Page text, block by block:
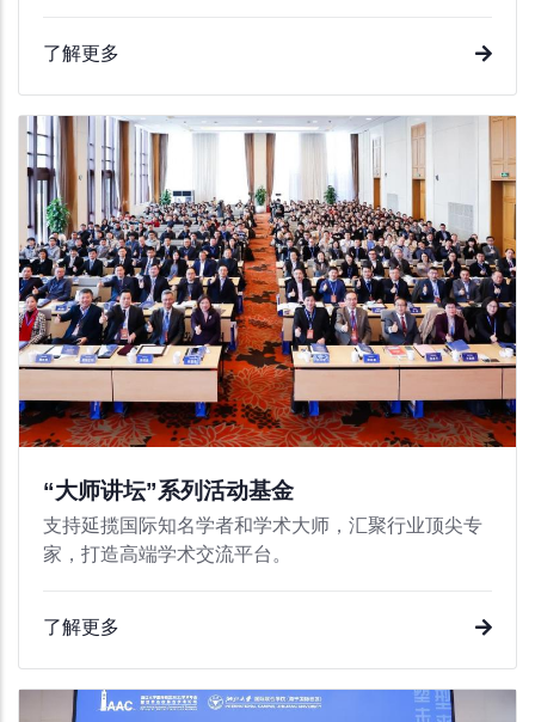
了解更多
“大师讲坛”系列活动基金
支持延揽国际知名学者和学术大师，汇聚行业顶尖专
家，打造高端学术交流平台。
了解更多